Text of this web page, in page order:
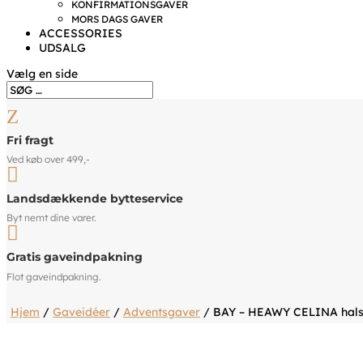
KONFIRMATIONSGAVER
MORS DAGS GAVER
ACCESSORIES
UDSALG
Vælg en side
Z
Fri fragt
Ved køb over 499,-

Landsdækkende bytteservice
Byt nemt dine varer.

Gratis gaveindpakning
Flot gaveindpakning.
Hjem / Gaveidéer / Adventsgaver / BAY – HEAWY CELINA